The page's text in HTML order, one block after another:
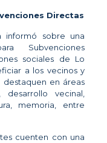
Directas
informó sobre una
Subvenciones
sociales de Lo
a los vecinos y
en áreas
vecinal,
memoria, entre
cuenten con una